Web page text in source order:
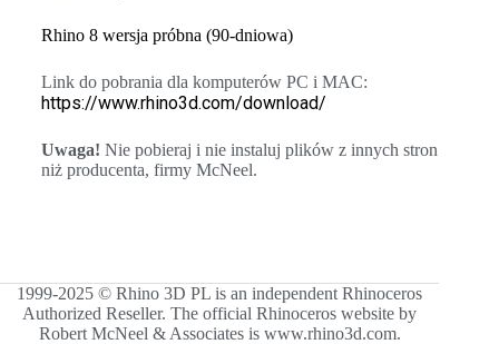
Rhino 8 wersja próbna (90-dniowa)
Link do pobrania dla komputerów PC i MAC:
https://www.rhino3d.com/download/
Uwaga! Nie pobieraj i nie instaluj plików z innych stron
niż producenta, firmy McNeel.
1999-2025 © Rhino 3D PL is an independent Rhinoceros
Authorized Reseller. The official Rhinoceros website by
Robert McNeel & Associates is www.rhino3d.com.